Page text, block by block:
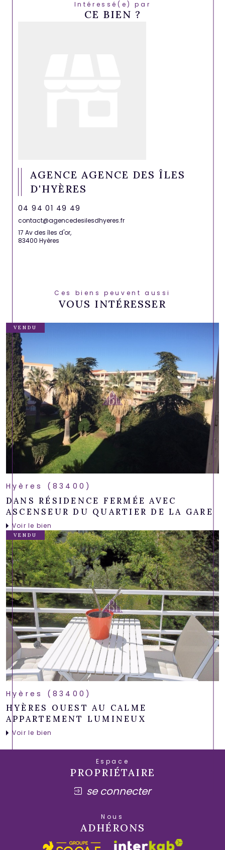
Intéressé(e) par
CE BIEN ?
AGENCE AGENCE DES ÎLES
D'HYÈRES
04 94 01 49 49
contact@agencedesilesdhyeres.fr
17 Av des îles d'or,
83400 Hyères
Ces biens peuvent aussi
VOUS INTÉRESSER
VENDU
Hyères (83400)
DANS RÉSIDENCE FERMÉE AVEC
ASCENSEUR DU QUARTIER DE LA GARE
Voir le bien
VENDU
Hyères (83400)
HYÈRES OUEST AU CALME
APPARTEMENT LUMINEUX
Voir le bien
Espace
PROPRIÉTAIRE
se connecter
Nous
ADHÉRONS